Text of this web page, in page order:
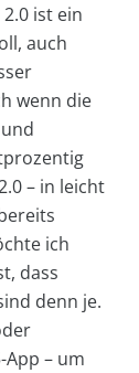
ist ein
auch
wenn die
– in leicht
ich
dass
denn je.
App – um